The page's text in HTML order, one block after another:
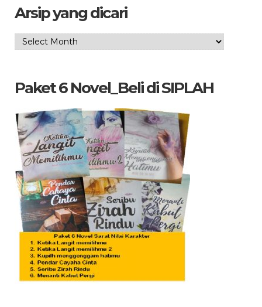
Arsip yang dicari
Arsip
Paket 6 Novel_Beli di SIPLAH